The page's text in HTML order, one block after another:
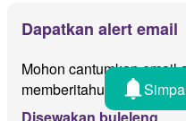
Dapatkan alert email
Mohon cantumkan email
memberitahu jika ada